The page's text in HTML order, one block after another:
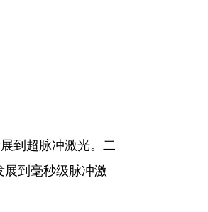
到超脉冲激光。二
到毫秒级脉冲激